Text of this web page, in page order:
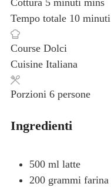
Tempo totale 10 minuti
Course Dolci
Cuisine Italiana
Porzioni 6 persone
Ingredienti
500 ml latte
200 grammi farina